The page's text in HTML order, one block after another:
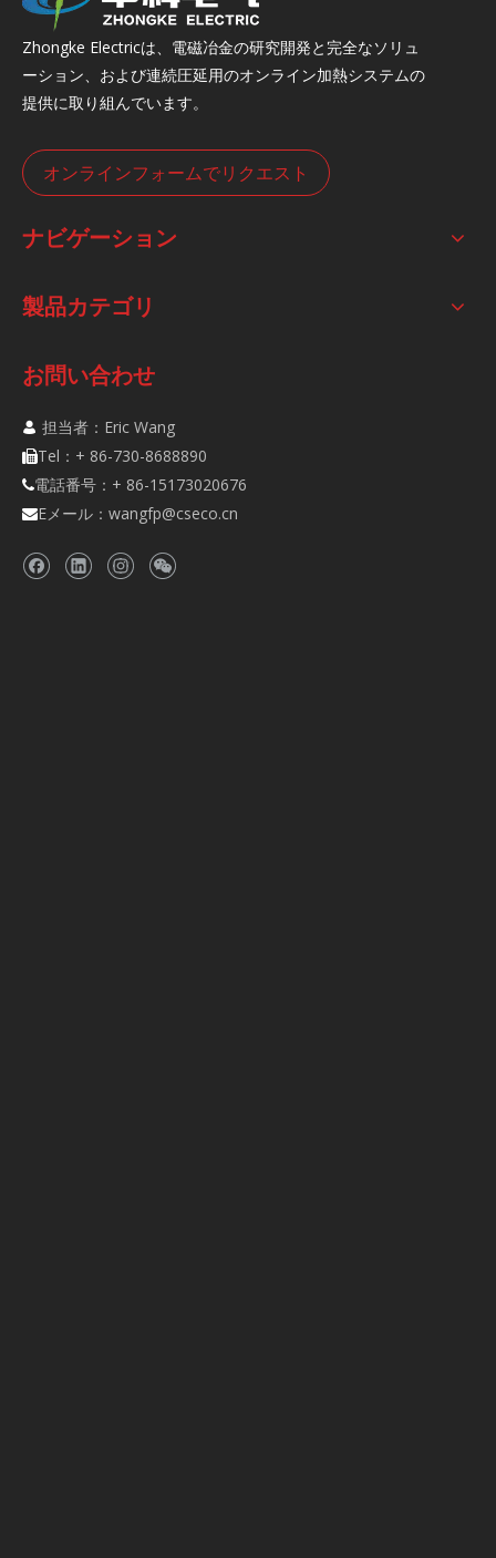
Zhongke Electricは、電磁冶金の研究開発と完全なソリュ
ーション、および連続圧延用のオンライン加熱システムの
提供に取り組んでいます。
オンラインフォームでリクエスト
ナビゲーション
製品カテゴリ
お問い合わせ
 担当者：Eric Wang
Tel：+ 86-730-8688890
電話番号：+ 86-15173020676
Eメール： wangfp@cseco.cn